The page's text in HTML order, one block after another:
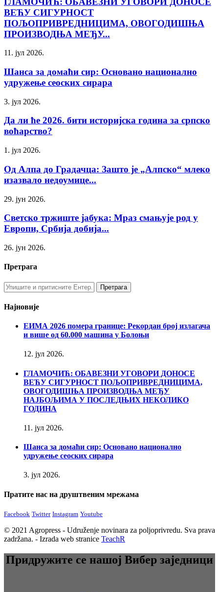
ВЕЋУ СИГУРНОСТ
ПОЉОПРИВРЕДНИЦИМА, ОВОГОДИШЊА
ПРОИЗВОДЊА МЕЂУ...
11. јул 2026.
Шанса за домаћи сир: Основано национално
удружење сеоских сирара
3. јул 2026.
Да ли ће 2026. бити историјска година за српско
воћарство?
1. јул 2026.
Од Алпа до Градачца: Зашто је „Алпско“ млеко
изазвало недоумице...
29. јун 2026.
Светско тржиште јабука: Мраз смањује род у
Европи, Србија добија...
26. јун 2026.
Претрага
Најновије
ЕИМА 2026 помера границе: Рекордан број излагача
и више од 60.000 машина у Болоњи
12. јул 2026.
ГЛАМОЧИЋ: ОБАВЕЗНИ УГОВОРИ ДОНОСЕ
ВЕЋУ СИГУРНОСТ ПОЉОПРИВРЕДНИЦИМА,
ОВОГОДИШЊА ПРОИЗВОДЊА МЕЂУ
НАЈБОЉИМА У ПОСЛЕДЊИХ НЕКОЛИКО
ГОДИНА
11. јул 2026.
Шанса за домаћи сир: Основано национално
удружење сеоских сирара
3. јул 2026.
Пратите нас на друштвеним мрежама
Facebook Twitter Instagram Youtube
© 2021 Agropress - Udruženje novinara za poljoprivredu. Sva prava
zadržana. - Izrada web stranice TeachR
Придружите се нашој Вибер заједници